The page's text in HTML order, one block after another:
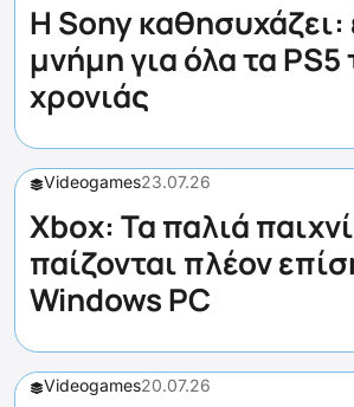
Η Sony καθησυχάζει:
μνήμη για όλα τα PS5
χρονιάς
Videogames23.07.26
Xbox: Τα παλιά
παίζονται πλέον
Windows PC
Videogames20.07.26